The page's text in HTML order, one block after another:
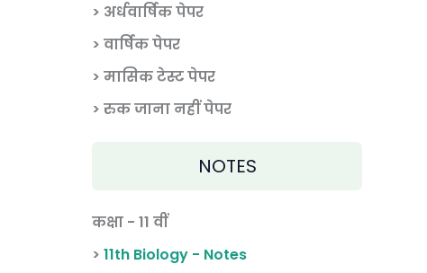
> अर्धवार्षिक पेपर
> वार्षिक पेपर
> मासिक टेस्ट पेपर
> रुक जाना नहीं पेपर
NOTES
कक्षा - 11 वीं
> 11th Biology - Notes